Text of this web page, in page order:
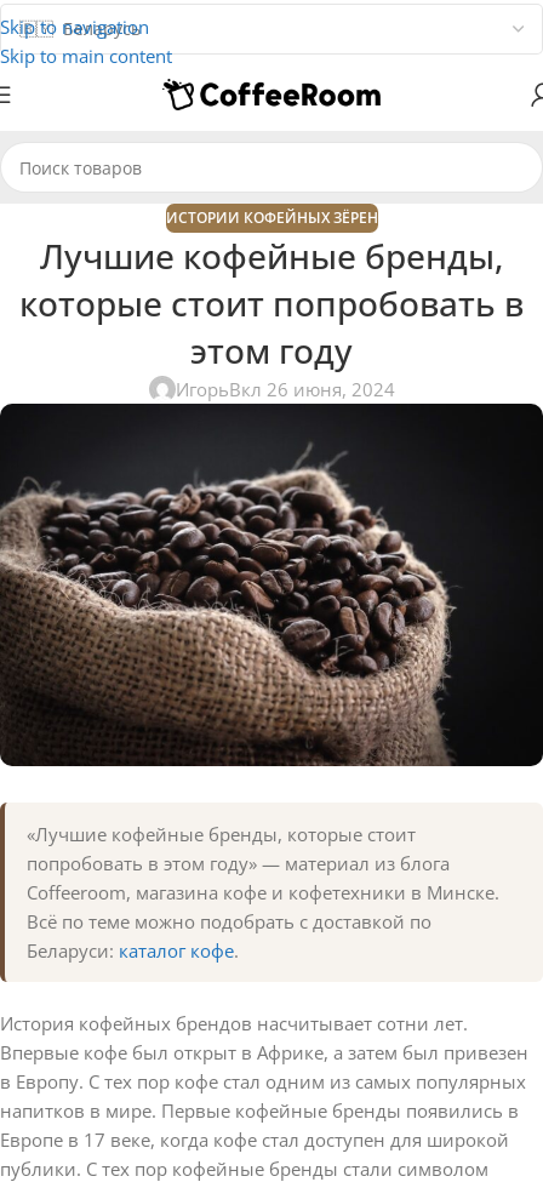
Skip to navigation
Skip to main content
ИСТОРИИ КОФЕЙНЫХ ЗЁРЕН
Лучшие кофейные бренды,
которые стоит попробовать в
этом году
ИгорьВкл 26 июня, 2024
«Лучшие кофейные бренды, которые стоит
попробовать в этом году» — материал из блога
Coffeeroom, магазина кофе и кофетехники в Минске.
Всё по теме можно подобрать с доставкой по
Беларуси: каталог кофе.
История кофейных брендов насчитывает сотни лет.
Впервые кофе был открыт в Африке, а затем был привезен
в Европу. С тех пор кофе стал одним из самых популярных
напитков в мире. Первые кофейные бренды появились в
Европе в 17 веке, когда кофе стал доступен для широкой
публики. С тех пор кофейные бренды стали символом